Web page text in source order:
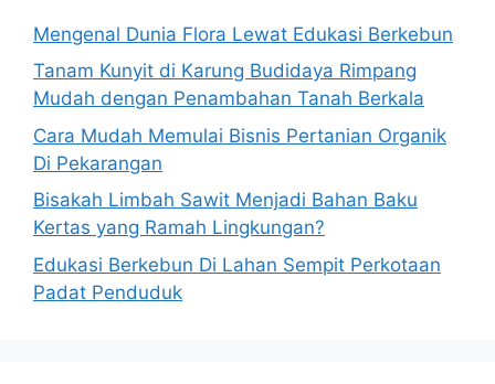
Mengenal Dunia Flora Lewat Edukasi Berkebun
Tanam Kunyit di Karung Budidaya Rimpang
Mudah dengan Penambahan Tanah Berkala
Cara Mudah Memulai Bisnis Pertanian Organik
Di Pekarangan
Bisakah Limbah Sawit Menjadi Bahan Baku
Kertas yang Ramah Lingkungan?
Edukasi Berkebun Di Lahan Sempit Perkotaan
Padat Penduduk